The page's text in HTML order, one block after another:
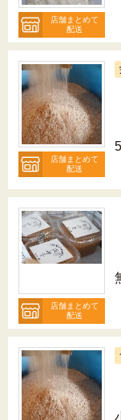
店舗まとめて
配送
店舗まとめて
配送
店舗まとめて
配送